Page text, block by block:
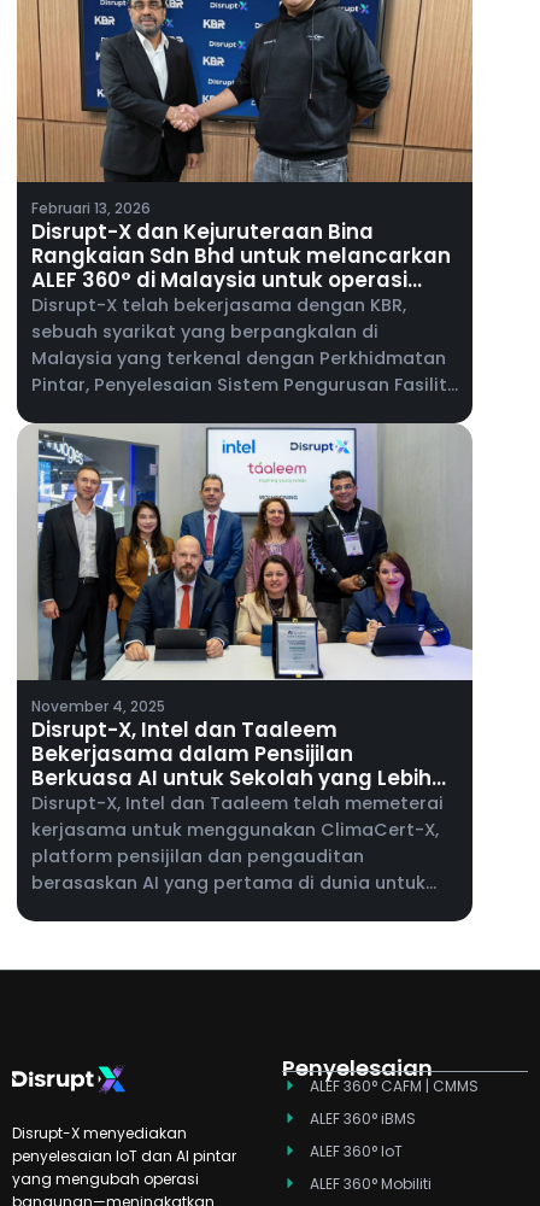
Februari 13, 2026
Disrupt-X dan Kejuruteraan Bina
Rangkaian Sdn Bhd untuk melancarkan
ALEF 360° di Malaysia untuk operasi
bangunan bersepadu
Disrupt-X telah bekerjasama dengan KBR,
sebuah syarikat yang berpangkalan di
Malaysia yang terkenal dengan Perkhidmatan
Pintar, Penyelesaian Sistem Pengurusan Fasiliti
untuk melancarkan ALEF 360°, platform
bersepadunya untuk hartanah komersial dan
operasi kemudahan, di Malaysia.
November 4, 2025
Disrupt-X, Intel dan Taaleem
Bekerjasama dalam Pensijilan
Berkuasa AI untuk Sekolah yang Lebih
Selamat dan Pintar
Disrupt-X, Intel dan Taaleem telah memeterai
kerjasama untuk menggunakan ClimaCert-X,
platform pensijilan dan pengauditan
berasaskan AI yang pertama di dunia untuk
Disrupt-X menyediakan
penyelesaian IoT dan AI pintar
yang mengubah operasi
bangunan—meningkatkan
Penyelesaian
ALEF 360° CAFM | CMMS
ALEF 360° iBMS
ALEF 360° IoT
ALEF 360° Mobiliti